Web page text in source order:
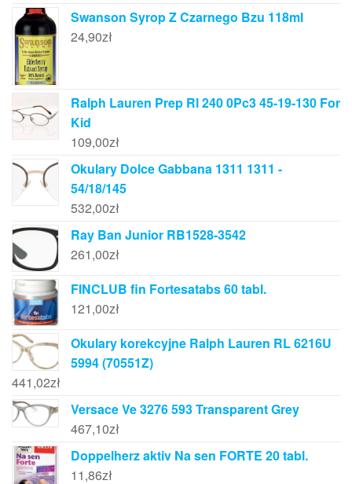
Swanson Syrop Z Czarnego Bzu 118ml
24,90zł
Ralph Lauren Prep Rl 240 0Pc3 45-19-130 For
Kid
109,00zł
Okulary Dolce Gabbana 1311 1311 -
54/18/145
532,00zł
Ray Ban Junior RB1528-3542
261,00zł
FINCLUB fin Fortesatabs 60 tabl.
121,00zł
Okulary korekcyjne Ralph Lauren RL 6216U
5994 (70551Z)
441,02zł
Versace Ve 3276 593 Transparent Grey
467,10zł
Doppelherz aktiv Na sen FORTE 20 tabl.
11,86zł